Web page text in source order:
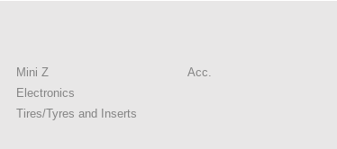
Mini Z
Electronics
Tires/Tyres and Inserts
Acc.